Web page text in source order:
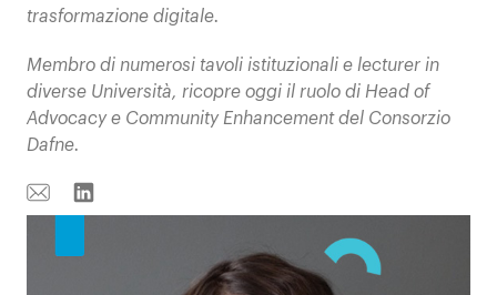
trasformazione digitale.
Membro di numerosi tavoli istituzionali e lecturer in
diverse Università, ricopre oggi il ruolo di Head of
Advocacy e Community Enhancement del Consorzio
Dafne.
EmailLinkedin